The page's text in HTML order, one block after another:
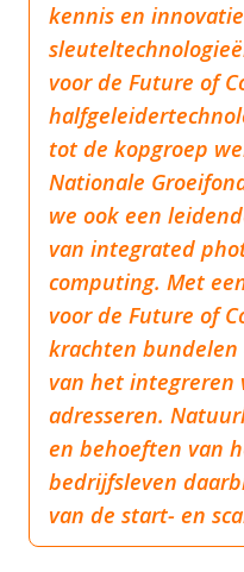
kennis en
voor de Future of
tot de kopgroep
Nationale
we ook een
van integrated
computing. Met
voor de Future of
krachten
van het integreren
adresseren.
en behoeften van
bedrijfsleven
van de start- en